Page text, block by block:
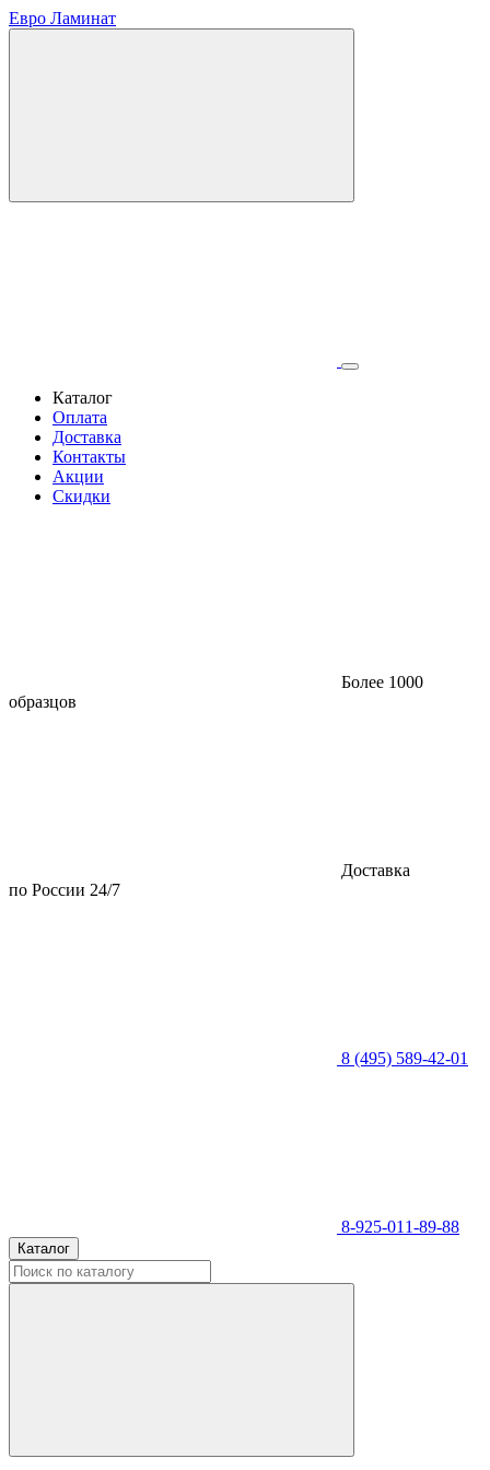
Евро Ламинат
Каталог
Оплата
Доставка
Контакты
Акции
Скидки
Более 1000
образцов
Доставка
по России 24/7
8 (495) 589-42-01
8-925-011-89-88
Каталог